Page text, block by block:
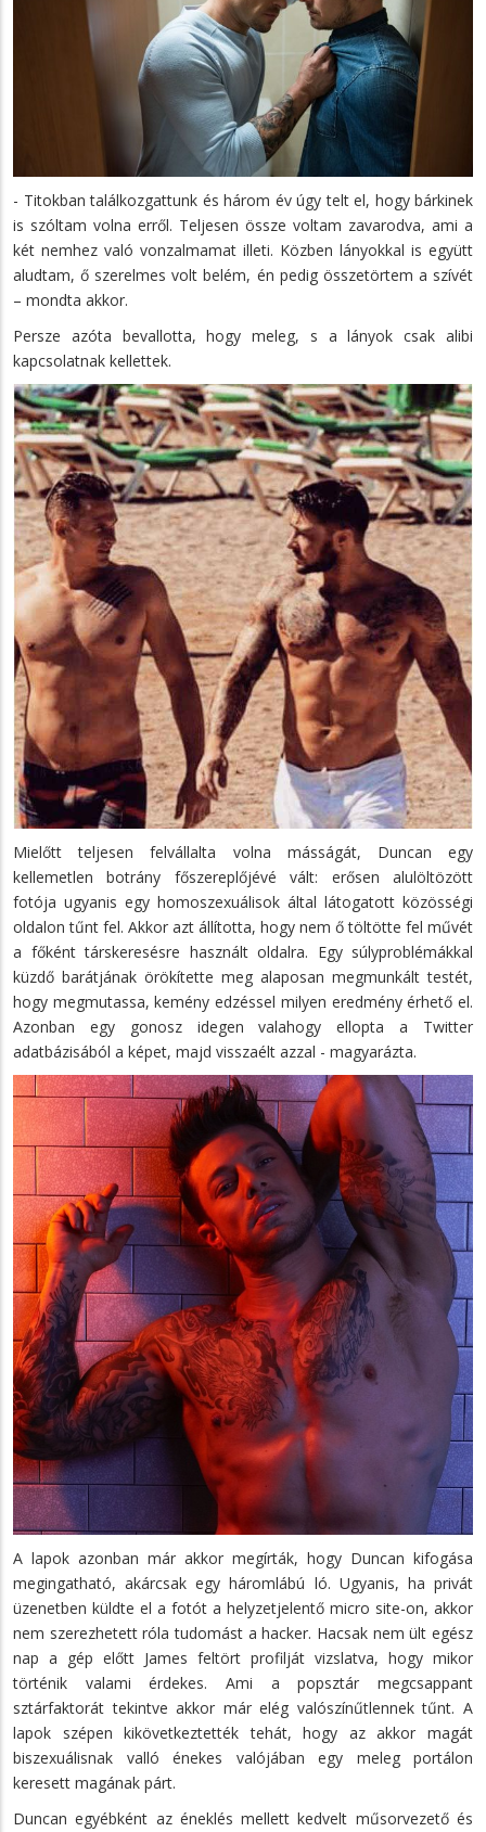
- Titokban találkozgattunk és három év úgy telt el, hogy bárkinek
is szóltam volna erről. Teljesen össze voltam zavarodva, ami a
két nemhez való vonzalmamat illeti. Közben lányokkal is együtt
aludtam, ő szerelmes volt belém, én pedig összetörtem a szívét
– mondta akkor.
Persze azóta bevallotta, hogy meleg, s a lányok csak alibi
kapcsolatnak kellettek.
Mielőtt teljesen felvállalta volna másságát, Duncan egy
kellemetlen botrány főszereplőjévé vált: erősen alulöltözött
fotója ugyanis egy homoszexuálisok által látogatott közösségi
oldalon tűnt fel. Akkor azt állította, hogy nem ő töltötte fel művét
a főként társkeresésre használt oldalra. Egy súlyproblémákkal
küzdő barátjának örökítette meg alaposan megmunkált testét,
hogy megmutassa, kemény edzéssel milyen eredmény érhető el.
Azonban egy gonosz idegen valahogy ellopta a Twitter
adatbázisából a képet, majd visszaélt azzal - magyarázta.
A lapok azonban már akkor megírták, hogy Duncan kifogása
megingatható, akárcsak egy háromlábú ló. Ugyanis, ha privát
üzenetben küldte el a fotót a helyzetjelentő micro site-on, akkor
nem szerezhetett róla tudomást a hacker. Hacsak nem ült egész
nap a gép előtt James feltört profilját vizslatva, hogy mikor
történik valami érdekes. Ami a popsztár megcsappant
sztárfaktorát tekintve akkor már elég valószínűtlennek tűnt. A
lapok szépen kikövetkeztették tehát, hogy az akkor magát
biszexuálisnak valló énekes valójában egy meleg portálon
keresett magának párt.
Duncan egyébként az éneklés mellett kedvelt műsorvezető és